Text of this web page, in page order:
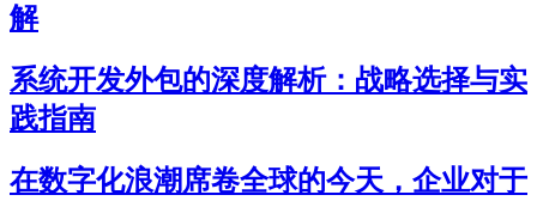
解
系统开发外包的深度解析：战略选择与实
践指南
在数字化浪潮席卷全球的今天，企业对于